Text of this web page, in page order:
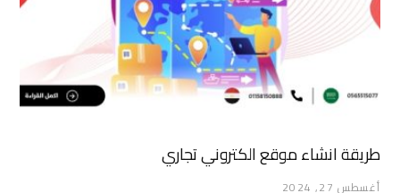
طريقة انشاء موقع الكتروني تجاري
أغسطس 27, 2024